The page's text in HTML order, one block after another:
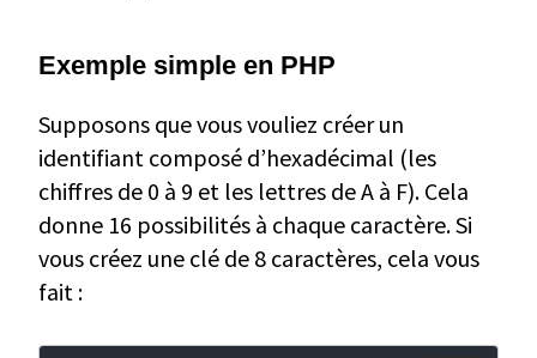
Exemple simple en PHP
Supposons que vous vouliez créer un
identifiant composé d’hexadécimal (les
chiffres de 0 à 9 et les lettres de A à F). Cela
donne 16 possibilités à chaque caractère. Si
vous créez une clé de 8 caractères, cela vous
fait :